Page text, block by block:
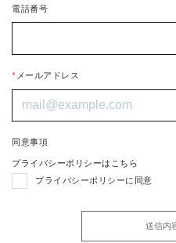
電話番号
*メールアドレス
同意事項
プライバシーポリシーはこちら
プライバシーポリシーに同意